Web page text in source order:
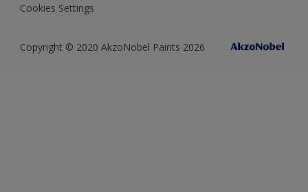
Cookies Settings
Copyright © 2020 AkzoNobel Paints 2026